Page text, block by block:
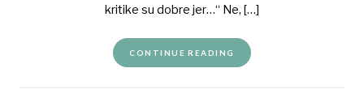
kritike su dobre jer…“ Ne, […]
CONTINUE READING